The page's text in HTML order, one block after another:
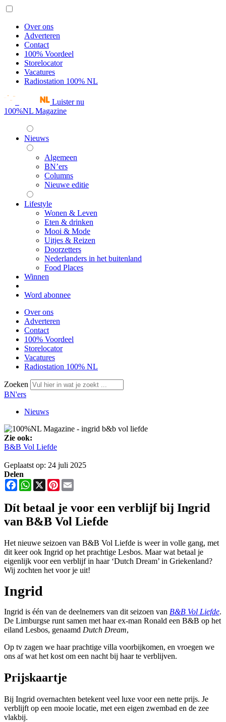
Over ons
Adverteren
Contact
100% Voordeel
Storelocator
Vacatures
Radiostation 100% NL
Luister nu
100%NL Magazine
Nieuws
Algemeen
BN’ers
Columns
Nieuwe editie
Lifestyle
Wonen & Leven
Eten & drinken
Mooi & Mode
Uitjes & Reizen
Doorzetters
Nederlanders in het buitenland
Food Places
Winnen
Word abonnee
Over ons
Adverteren
Contact
100% Voordeel
Storelocator
Vacatures
Radiostation 100% NL
Zoeken
BN'ers
Nieuws
Zie ook:
B&B Vol Liefde
Geplaatst op: 24 juli 2025
Delen
FacebookWhatsApp
X Pinterest
Dít betaal je voor een verblijf bij Ingrid
van B&B Vol Liefde
Het nieuwe seizoen van B&B Vol Liefde is weer in volle gang, met
dit keer ook Ingrid op het prachtige Lesbos. Maar wat betaal je
eigenlijk voor een verblijf in haar ‘Dutch Dream’ in Griekenland?
Wij zochten het voor je uit!
Ingrid
Ingrid is één van de deelnemers van dit seizoen van B&B Vol Liefde.
De Limburgse runt samen met haar ex-man Ronald een B&B op het
eiland Lesbos, genaamd Dutch Dream,
Op tv zagen we haar prachtige villa voorbijkomen, en vroegen we
ons af wat het kost om een nacht bij haar te verblijven.
Prijskaartje
Bij Ingrid overnachten betekent veel luxe voor een nette prijs. Je
verblijft op een mooie locatie, met een eigen zwembad en de zee
vlakbij.